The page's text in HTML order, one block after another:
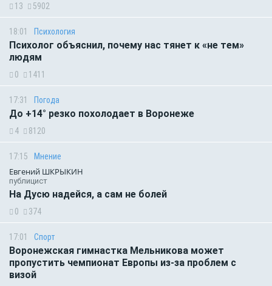
13 5902
18:01 Психология
Психолог объяснил, почему нас тянет к «не тем»
людям
0 1411
17:31 Погода
До +14° резко похолодает в Воронеже
4 8120
17:15 Мнение
Евгений ШКРЫКИН
публицист
На Дусю надейся, а сам не болей
0 374
17:01 Спорт
Воронежская гимнастка Мельникова может
пропустить чемпионат Европы из-за проблем с
визой